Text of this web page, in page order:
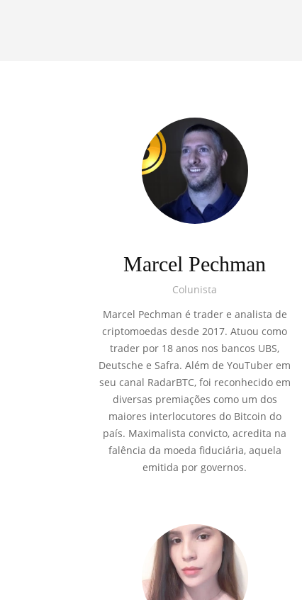
Marcel Pechman
Colunista
Marcel Pechman é trader e analista de
criptomoedas desde 2017. Atuou como
trader por 18 anos nos bancos UBS,
Deutsche e Safra. Além de YouTuber em
seu canal RadarBTC, foi reconhecido em
diversas premiações como um dos
maiores interlocutores do Bitcoin do
país. Maximalista convicto, acredita na
falência da moeda fiduciária, aquela
emitida por governos.